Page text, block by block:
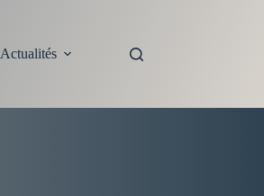
Actualités